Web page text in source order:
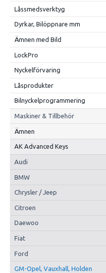
Låssmedsverktyg
Dyrkar, Bilöppnare mm
Ämnen med Bild
LockPro
Nyckelförvaring
Låsprodukter
Bilnyckelprogrammering
Maskiner & Tillbehör
Ämnen
AK Advanced Keys
Audi
BMW
Chrysler / Jeep
Citroen
Daewoo
Fiat
Ford
GM-Opel, Vauxhall, Holden